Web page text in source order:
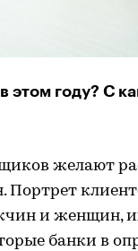
этом году? С
желают
и женщин,
банки в